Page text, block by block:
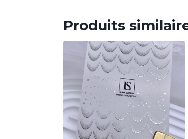
Produits